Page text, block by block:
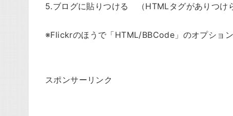
5.ブログに貼りつける （HTMLタグがありつけ
※Flickrのほうで「HTML/BBCode」のオプショ
スポンサーリンク